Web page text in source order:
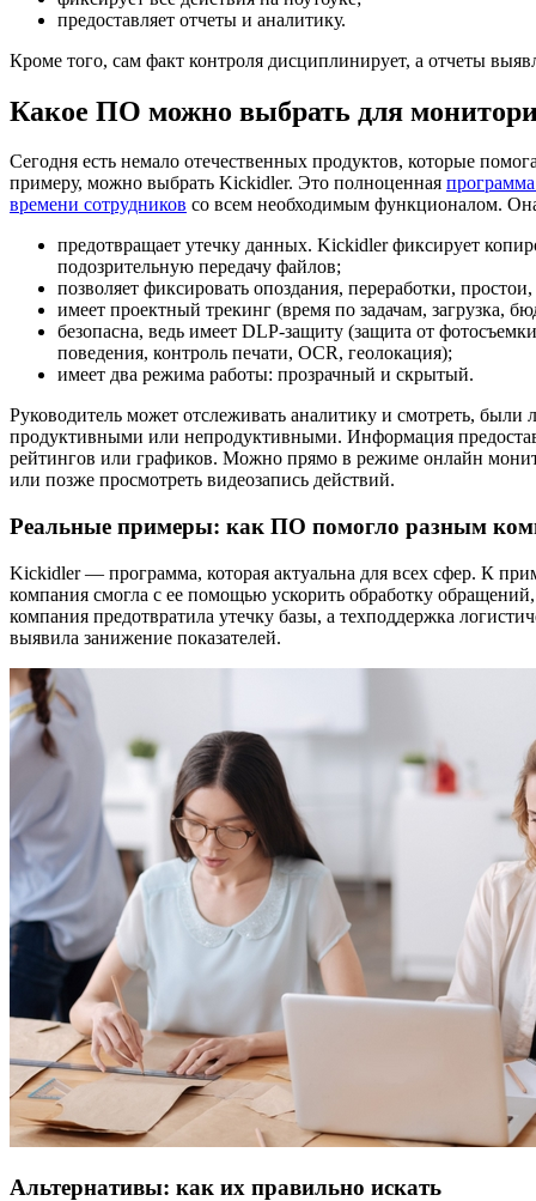
предоставляет отчеты и аналитику.
Кроме того, сам факт контроля дисциплинирует, а отчеты
Какое ПО можно выбрать для
Сегодня есть немало отечественных продуктов, которые
примеру, можно выбрать Kickidler. Это полноценная программа
времени сотрудников со всем необходимым функционалом.
предотвращает утечку данных. Kickidler фиксирует
подозрительную передачу файлов;
позволяет фиксировать опоздания, переработки,
имеет проектный трекинг (время по задачам, загрузка,
безопасна, ведь имеет DLP-защиту (защита от
поведения, контроль печати, OCR, геолокация);
имеет два режима работы: прозрачный и скрытый.
Руководитель может отслеживать аналитику и смотреть, были
продуктивными или непродуктивными. Информация
рейтингов или графиков. Можно прямо в режиме онлайн
или позже просмотреть видеозапись действий.
Реальные примеры: как ПО помогло разным
Kickidler — программа, которая актуальна для всех сфер. К
компания смогла с ее помощью ускорить обработку
компания предотвратила утечку базы, а техподдержка
выявила занижение показателей.
Альтернативы: как их правильно искать